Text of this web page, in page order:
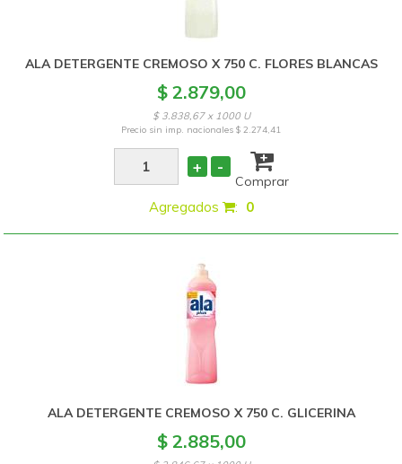
ALA DETERGENTE CREMOSO X 750 C. FLORES BLANCAS
$ 2.879,00
$ 3.838,67 x 1000 U
Precio sin imp. nacionales$ 2.274,41
+ -
Comprar
Agregados : 0
ALA DETERGENTE CREMOSO X 750 C. GLICERINA
$ 2.885,00